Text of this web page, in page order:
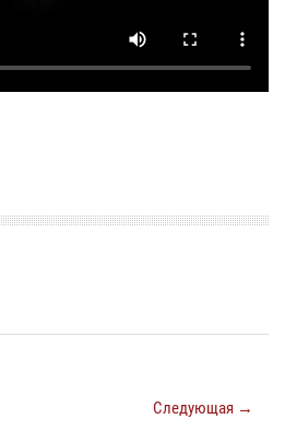
Следующая →